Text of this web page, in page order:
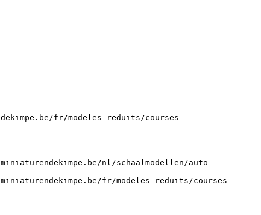
fr/modeles-reduits/courses-
nl/schaalmodellen/auto-
fr/modeles-reduits/courses-